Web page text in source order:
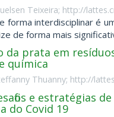
Teixeira; http://
forma interdisciplinar é
de forma mais
da prata em
química
Thuanny; http://
e estratégias
do Covid 19